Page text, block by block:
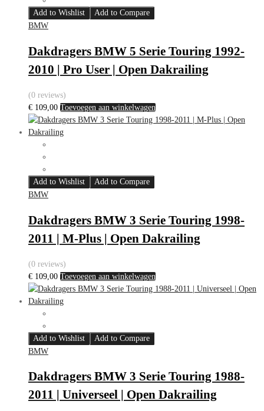
Add to Wishlist
Add to Compare
BMW
Dakdragers BMW 5 Serie Touring 1992-
2010 | Pro User | Open Dakrailing
(0 reviews)
€ 109,00 Toevoegen aan winkelwagen
Add to Wishlist
Add to Compare
BMW
Dakdragers BMW 3 Serie Touring 1998-
2011 | M-Plus | Open Dakrailing
(0 reviews)
€ 109,00 Toevoegen aan winkelwagen
Add to Wishlist
Add to Compare
BMW
Dakdragers BMW 3 Serie Touring 1988-
2011 | Universeel | Open Dakrailing